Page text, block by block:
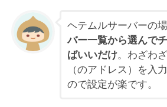
ヘテムルサーバーの場
バー一覧から選んで
ばいいだけ。わざわ
（のアドレス）を入
ので設定が楽です。